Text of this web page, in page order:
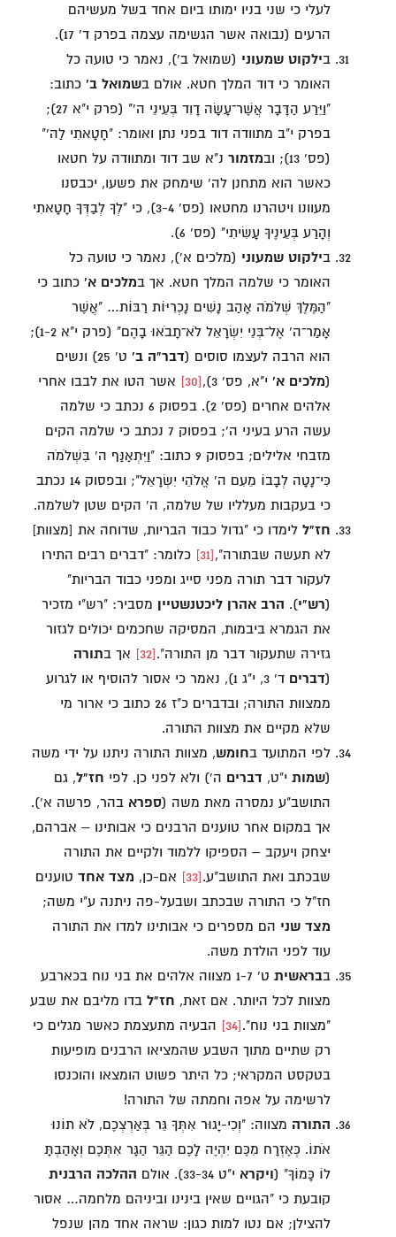
לעלי כי שני בניו ימותו ביום אחד בשל מעשיהם
הרעים (נבואה אשר הגשימה עצמה בפרק ד' 17).
בילקוט שמעוני (שמואל ב'), נאמר כי טועה כל
האומר כי דוד המלך חטא. אולם בשמואל ב' כתוב:
"וַיֵּרַע הַדָּבָר אֲשֶׁר־עָשָׂה דָוִד בְּעֵינֵי ה'" (פרק י"א 27);
בפרק י"ב מתוודה דוד בפני נתן ואומר: "חָטָאתִי לַה'"
(פס' 13); וב
מזמור נ"א שב דוד ומתוודה על חטאו
כאשר הוא מתחנן לה' שימחק את פשעו, יכבסנו
מעוונו ויטהרנו מחטאו (פס' 3-4), כי "לְךָ לְבַדְּךָ חָטָאתִי
וְהָרַע בְּעֵינֶיךָ עָשִׂיתִי" (פס' 6).
בילקוט שמעוני (מלכים א'), נאמר כי טועה כל
האומר כי שלמה המלך חטא. אך במלכים א' כתוב כי
"הַמֶּלֶךְ שְׁלֹמֹה אָהַב נָשִׁים נָכְרִיּוֹת רַבּוֹת… "אֲשֶׁר
אָמַר־ה' אֶל־בְּנֵי יִשְׂרָאֵל לֹא־תָבֹאוּ בָהֶם" (פרק י"א 1-2);
הוא הרבה לעצמו סוסים (דבר"ה ב'
ט' 25) ונשים
(מלכים א' י"א, פס' 3), [30]
אשר הטו את לבבו אחרי
אלהים אחרים (פס' 2). בפסוק 6 נכתב כי שלמה
עשה הרע בעיני ה'; בפסוק 7 נכתב כי שלמה הקים
מזבחי אלילים; בפסוק 9 כתוב: "וַיִּתְאַנַּף ה' בִּשְׁלֹמֹה
כִּי־נָטָה לְבָבוֹ מֵעִם ה' אֱלֹהֵי יִשְׂרָאֵל"; ובפסוק 14 נכתב
כי בעקבות מעלליו של שלמה, ה' הקים שטן לשלמה.
חז"ל לימדו כי "גדול כבוד הבריות, שדוחה את [מצוות]
לא תעשה שבתורה",[31]
כלומר: "דברים רבים התירו
לעקור דבר תורה מפני סייג ומפני כבוד הבריות"
(רש"י). הרב אהרן ליכטנשטיין מסביר: "רש"י מזכיר
את הגמרא ביבמות, המסיקה שחכמים יכולים לגזור
גזירה שתעקור דבר מן התורה".[32] אך בתורה
(דברים
ד' 3, י"ג 1), נאמר כי אסור להוסיף או לגרוע
ממצוות התורה; ובדברים כ"ז 26 כתוב כי ארור מי
שלא מקיים את מצוות התורה.
לפי המתועד בחומש, מצוות התורה ניתנו על ידי משה
(שמות י"ט, דברים ה') ולא לפני כן. לפי חז"ל, גם
התושב"ע נמסרה מאת משה (ספרא בהר, פרשה א').
אך במקום אחר טוענים הרבנים כי אבותינו – אברהם,
יצחק ויעקב – הספיקו ללמוד ולקיים את התורה
שבכתב ואת התושב"ע.[33] אם-כן, מצד אחד טוענים
חז"ל כי התורה שבכתב ושבעל-פה ניתנה ע"י משה;
מצד שני הם מספרים כי אבותינו למדו את התורה
עוד לפני הולדת משה.
בבראשית
ט' 1-7 מצווה אלהים את בני נוח בכארבע
מצוות לכל היותר. אם זאת, חז"ל בדו מליבם את שבע
"מצוות בני נוח".[34]
הבעיה מתעצמת כאשר מגלים כי
רק שתיים מתוך השבע שהמציאו הרבנים מופיעות
בטקסט המקראי; כל היתר פשוט הומצאו והוכנסו
לרשימה על אפה וחמתה של התורה!
התורה מצווה: "וְכִי-יָגוּר אִתְּךָ גֵּר בְּאַרְצְכֶם, לֹא תוֹנוּ
אֹתוֹ. כְּאֶזְרָח מִכֶּם יִהְיֶה לָכֶם הַגֵּר הַגָּר אִתְּכֶם וְאָהַבְתָּ
לוֹ כָּמוֹךָ" (ויקרא י"ט 33-34). אולם
ההלכה הרבנית
קובעת כי "הגויים שאין בינינו וביניהם מלחמה… אסור
להצילן; אם נטו למות כגון: שראה אחד מהן שנפל